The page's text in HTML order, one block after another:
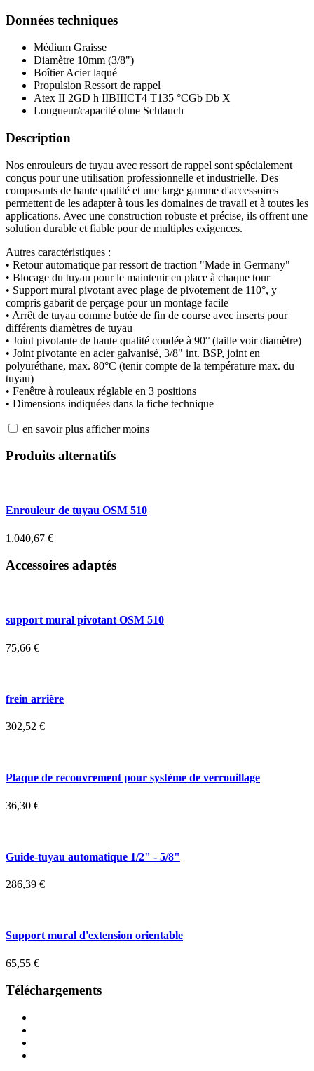
Données techniques
Médium Graisse
Diamètre 10mm (3/8")
Boîtier Acier laqué
Propulsion Ressort de rappel
Atex II 2GD h IIBIIICT4 T135 °CGb Db X
Longueur/capacité ohne Schlauch
Description
Nos enrouleurs de tuyau avec ressort de rappel sont spécialement
conçus pour une utilisation professionnelle et industrielle. Des
composants de haute qualité et une large gamme d'accessoires
permettent de les adapter à tous les domaines de travail et à toutes les
applications. Avec une construction robuste et précise, ils offrent une
solution durable et fiable pour de multiples exigences.
Autres caractéristiques :
• Retour automatique par ressort de traction "Made in Germany"
• Blocage du tuyau pour le maintenir en place à chaque tour
• Support mural pivotant avec plage de pivotement de 110°, y
compris gabarit de perçage pour un montage facile
• Arrêt de tuyau comme butée de fin de course avec inserts pour
différents diamètres de tuyau
• Joint pivotante de haute qualité coudée à 90° (taille voir diamètre)
• Joint pivotante en acier galvanisé, 3/8" int. BSP, joint en
polyuréthane, max. 80°C (tenir compte de la température max. du
tuyau)
• Fenêtre à rouleaux réglable en 3 positions
• Dimensions indiquées dans la fiche technique
en savoir plus afficher moins
Produits alternatifs
Enrouleur de tuyau OSM 510
1.040,67 €
Accessoires adaptés
support mural pivotant OSM 510
75,66 €
frein arrière
302,52 €
Plaque de recouvrement pour système de verrouillage
36,30 €
Guide-tuyau automatique 1/2" - 5/8"
286,39 €
Support mural d'extension orientable
65,55 €
Téléchargements